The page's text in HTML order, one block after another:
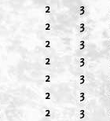
2 3
2 3
2 3
2 3
2 3
2 3
2 3